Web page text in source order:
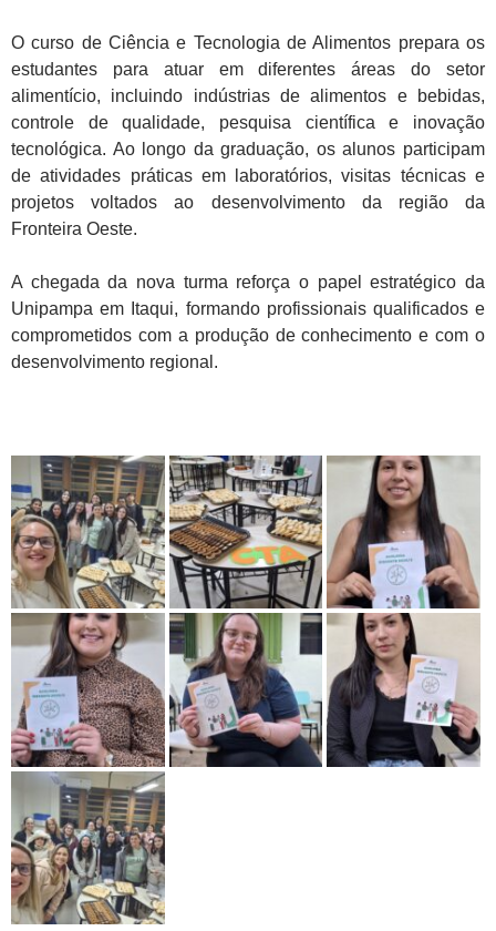
O curso de Ciência e Tecnologia de Alimentos prepara os
estudantes para atuar em diferentes áreas do setor
alimentício, incluindo indústrias de alimentos e bebidas,
controle de qualidade, pesquisa científica e inovação
tecnológica. Ao longo da graduação, os alunos participam
de atividades práticas em laboratórios, visitas técnicas e
projetos voltados ao desenvolvimento da região da
Fronteira Oeste.
A chegada da nova turma reforça o papel estratégico da
Unipampa em Itaqui, formando profissionais qualificados e
comprometidos com a produção de conhecimento e com o
desenvolvimento regional.